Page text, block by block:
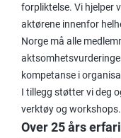
forpliktelse. Vi hjelper
aktørene innenfor
Norge må alle
kompetanse i
I tillegg støtter vi deg
verktøy og workshops.
Over 25 års